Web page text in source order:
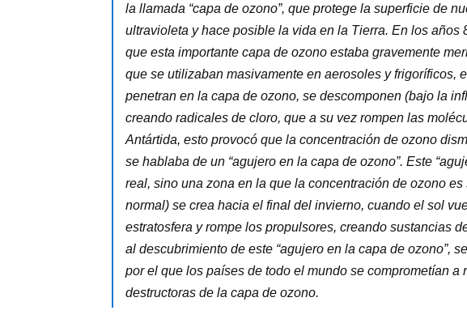
la llamada “capa de ozono”, que protege la superficie de
ultravioleta y hace posible la vida en la Tierra. En los años
que esta importante capa de ozono estaba gravemente
que se utilizaban masivamente en aerosoles y frigoríficos,
penetran en la capa de ozono, se descomponen (bajo la
creando radicales de cloro, que a su vez rompen las
Antártida, esto provocó que la concentración de ozono
se hablaba de un “agujero en la capa de ozono”. Este
real, sino una zona en la que la concentración de ozono
normal) se crea hacia el final del invierno, cuando el sol
estratosfera y rompe los propulsores, creando sustancias
al descubrimiento de este “agujero en la capa de ozono”,
por el que los países de todo el mundo se comprometían
destructoras de la capa de ozono.